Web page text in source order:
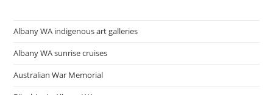
Albany WA indigenous art galleries
Albany WA sunrise cruises
Australian War Memorial